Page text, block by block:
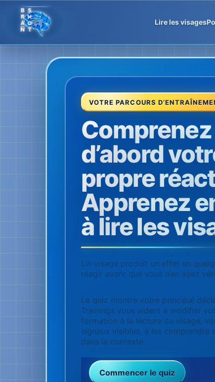
Lire les visages
VOTRE PARCOURS
Comprenez
d’abord
propre
Apprenez
à lire les
Un visage produit un effet en
réagir avant que vous n’en ayez
Le quiz montre votre principal
Trainings vous aident à modifier
formation à la lecture du visage,
signaux visibles, à les
dans le contexte.
Commencer le quiz